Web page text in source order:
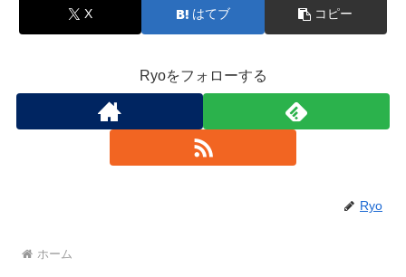
X はてブ コピー
Ryoをフォローする
Ryo
ホーム